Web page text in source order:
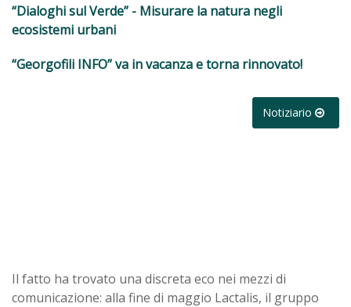
“Dialoghi sul Verde” - Misurare la natura negli
ecosistemi urbani
“Georgofili INFO” va in vacanza e torna rinnovato!
Notiziario
Il fatto ha trovato una discreta eco nei mezzi di
comunicazione: alla fine di maggio Lactalis, il gruppo